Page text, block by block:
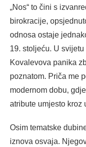
„Nos“ to čini s
birokracije,
odnosa ostaje
19. stoljeću. U
Kovalevova panika
poznatom. Priča me
modernom dobu,
atribute umjesto kroz
Osim tematske
iznova osvaja.